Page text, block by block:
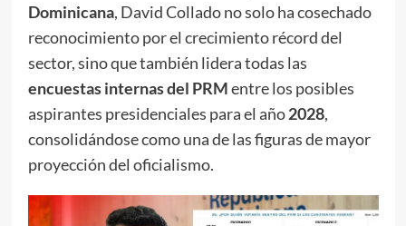
Dominicana, David Collado no solo ha cosechado
reconocimiento por el crecimiento récord del
sector, sino que también lidera todas las
encuestas internas del PRMentre los posibles
aspirantes presidenciales para el año2028,
consolidándose como una de las figuras de mayor
proyección del oficialismo.